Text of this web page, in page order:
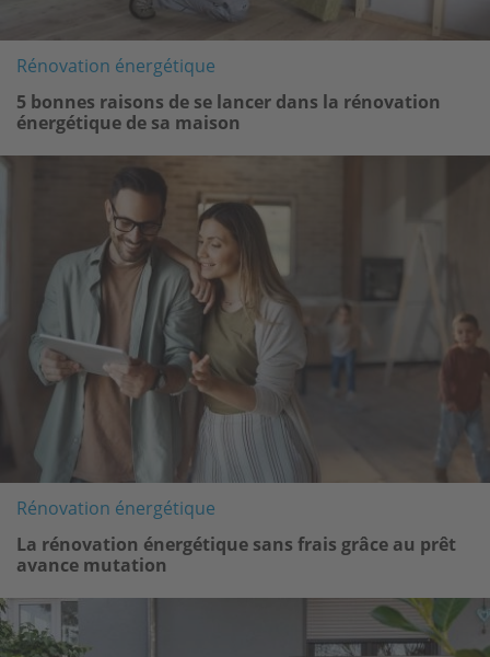
Rénovation énergétique
5 bonnes raisons de se lancer dans la rénovation
énergétique de sa maison
Image
Rénovation énergétique
La rénovation énergétique sans frais grâce au prêt
avance mutation
Image